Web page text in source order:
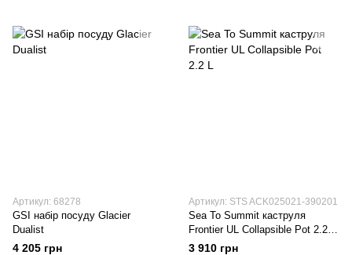
Артикул: 68278
GSI набір посуду Glacier
Dualist
4 205 грн
Артикул: STS ACK025021-390201
Sea To Summit каструля
Frontier UL Collapsible Pot 2.2 L
aqua sea
3 910 грн